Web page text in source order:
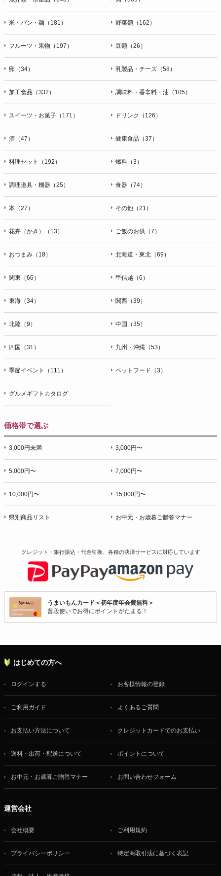
米・パン・麺（181） 野菜類（162）
フルーツ・果物（197） 豆類（26）
卵（34） 乳製品・チーズ（58）
加工食品（332） 調味料・香辛料・油（105）
スイーツ・お菓子（171） ドリンク（126）
酒（47） 健康食品（37）
料理セット（192） 燃料（3）
調理道具・機器（25） 食器（74）
本（27） その他（21）
花卉（かき）（13） ご飯のお供（7）
おつまみ（18） 北海道・東北（69）
関東（66） 甲信越（6）
東海（34） 関西（39）
北陸（9） 中国（35）
四国（31） 九州・沖縄（53）
季節イベント（111） ペットフード（3）
グルメギフトカタログ
価格帯で選ぶ
3,000円未満 3,000円〜
5,000円〜 7,000円〜
10,000円〜 15,000円〜
県別商品リスト お中元・お歳暮ご贈答マナー
クレジット・銀行振込・代金引換、各種の決済サービスに対応しています
うまいもんカード＜初年度年会費無料＞
普段使いでお得にポイントがたまる！
はじめての方へ
ログインする お客様情報の登録
ご利用ガイド よくあるご質問
お支払い方法について クレジットカードでのお支払い
送料・出荷・配送について ポイントについて
お中元・お歳暮ご贈答マナー お問い合わせフォーム
運営会社
会社概要 ご利用規約
プライバシーポリシー 特定商取引法に基づく表記